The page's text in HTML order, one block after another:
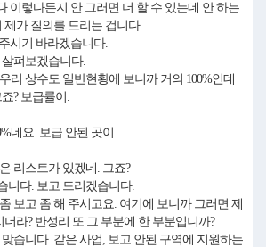
이렇다든지 안 그러면 더 할 수 있는데 안 하는
가 질의를 드리는 겁니다.
시기 바라겠습니다.
펴보겠습니다.
리 상수도 일반현황에 보니까 거의 100%인데
? 보급률이.
네요. 보급 안된 곳이.
리스트가 있겠네. 그죠?
니다. 보고 드리겠습니다.
보고 좀 해 주시고요. 여기에 보니까 그러면 제
라? 반성리 또 그 부분에 한 부분입니까?
습니다. 같은 사업, 보고 안된 구역에 지원하는